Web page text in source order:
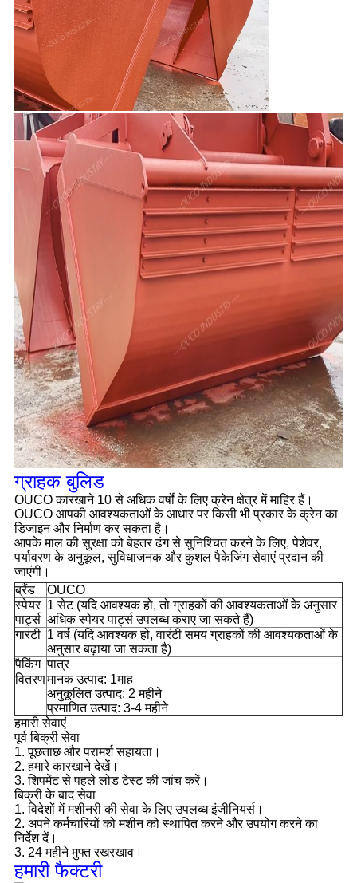
ग्राहक बुलिड
OUCO कारखाने 10 से अधिक वर्षों के लिए क्रेन क्षेत्र में माहिर हैं।
OUCO आपकी आवश्यकताओं के आधार पर किसी भी प्रकार के क्रेन का
डिजाइन और निर्माण कर सकता है।
आपके माल की सुरक्षा को बेहतर ढंग से सुनिश्चित करने के लिए, पेशेवर,
पर्यावरण के अनुकूल, सुविधाजनक और कुशल पैकेजिंग सेवाएं प्रदान की
जाएंगी।
ब्रैंड
OUCO
स्पेयर
पार्ट्स
1 सेट (यदि आवश्यक हो, तो ग्राहकों की आवश्यकताओं के अनुसार
अधिक स्पेयर पार्ट्स उपलब्ध कराए जा सकते हैं)
गारंटी 1 वर्ष (यदि आवश्यक हो, वारंटी समय ग्राहकों की आवश्यकताओं के
अनुसार बढ़ाया जा सकता है)
पैकिंग पात्र
वितरणमानक उत्पाद: 1माह
अनुकूलित उत्पाद: 2 महीने
प्रमाणित उत्पाद: 3-4 महीने
हमारी सेवाएं
पूर्व बिक्री सेवा
1. पूछताछ और परामर्श सहायता।
2. हमारे कारखाने देखें।
3. शिपमेंट से पहले लोड टेस्ट की जांच करें।
बिक्री के बाद सेवा
1. विदेशों में मशीनरी की सेवा के लिए उपलब्ध इंजीनियर्स।
2. अपने कर्मचारियों को मशीन को स्थापित करने और उपयोग करने का
निर्देश दें।
3. 24 महीने मुफ्त रखरखाव।
हमारी फैक्टरी